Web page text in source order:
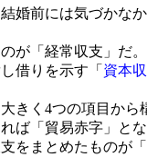
婚前には気づかな
が「経常収支」だ。
借りを示す「 資本
く4つの項目から
ば「貿易赤字」とな
をまとめたものが「